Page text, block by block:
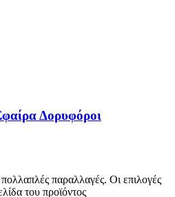
Δορυφόροι
παραλλαγές. Οι επιλογές
του προϊόντος